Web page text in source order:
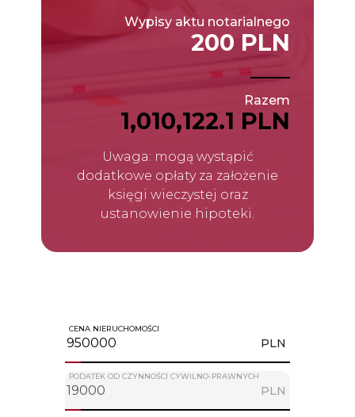
Wypisy aktu notarialnego
200 PLN
Razem
1,010,122.1 PLN
Uwaga: mogą wystąpić
dodatkowe opłaty za założenie
księgi wieczystej oraz
ustanowienie hipoteki.
CENA NIERUCHOMOŚCI
PLN
PODATEK OD CZYNNOŚCI CYWILNO-PRAWNYCH
PLN